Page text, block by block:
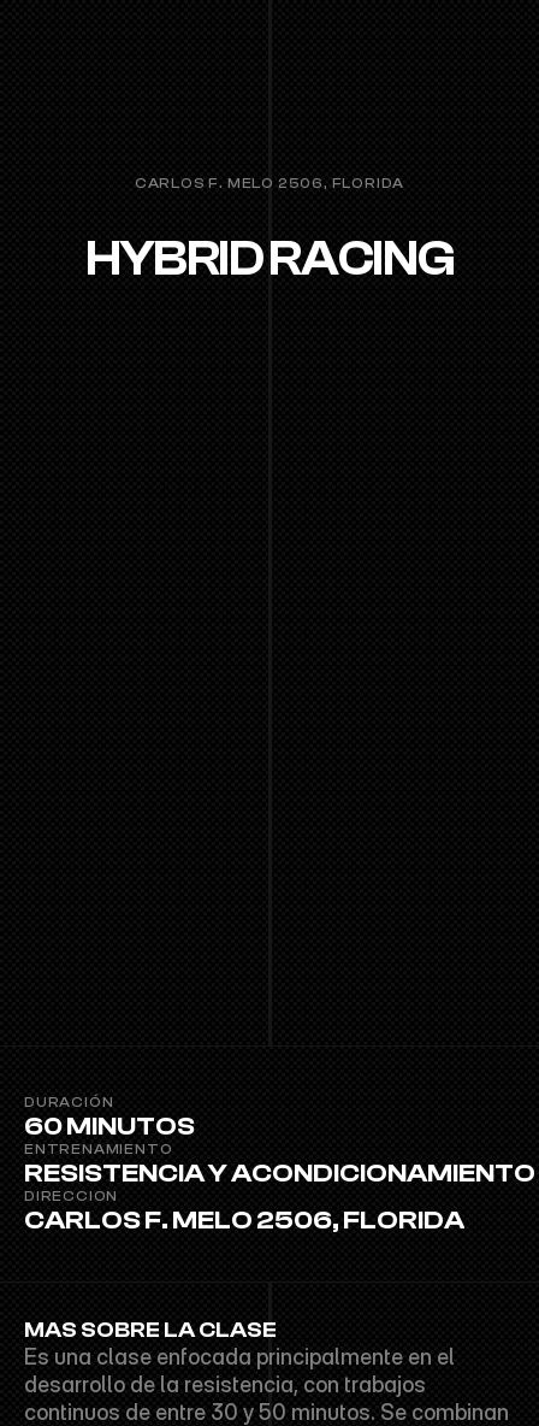
CARLOS F. MELO 2506, FLORIDA
HYBRID RACING
DURACIÓN
60 MINUTOS
ENTRENAMIENTO
RESISTENCIA Y ACONDICIONAMIENTO
DIRECCION
CARLOS F. MELO 2506, FLORIDA
MAS SOBRE LA CLASE
Es una clase enfocada principalmente en el
desarrollo de la resistencia, con trabajos
continuos de entre 30 y 50 minutos. Se combinan